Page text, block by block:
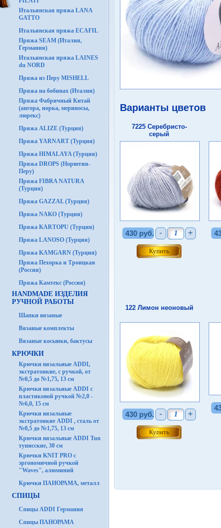
Итальянская пряжа LANA
GATTO
Итальянская пряжа ECAFIL
Пряжа SEAM (Италия,
Германия)
Итальянская пряжа LAINES
du NORD
Пряжа из Перу MISHELL
Пряжа на бобинах (Италия)
Пряжа Фабричный Китай
(ангора, норка, мериносы,
люрекс)
Пряжа ALIZE (Турция)
Пряжа YARNART (Турция)
Пряжа HIMALAYA (Турция)
Пряжа DROPS (Норвегия-
Перу)
Пряжа FIBRA NATURA
(Турция)
Пряжа GAZZAL (Турция)
Пряжа NAKO (Турция)
Пряжа KARTOPU (Турция)
Пряжа LANOSO (Турция)
Пряжа KAMGARN (Турция)
Пряжа Пехорка и Троицкая
(Россия)
Пряжа Камтекс (Россия)
HANDMADE ИЗДЕЛИЯ
РУЧНОЙ РАБОТЫ
Шапки вязаные
Вязаные комплекты
Вязаные косынки, бактусы
КРЮЧКИ
Крючки вязальные ADDI,
экстратонкие, с ручкой, от
№0,5 до №1,75, 13 см
Крючки вязальные ADDI с
пластиковой ручкой №2,0 -
№6,0, 15 см
Крючки вязальные
экстратонкие ADDI , сталь от
№0,5 до №1,75, 13 см
Крючки вязальные ADDI Tun
тунисские, 30 см
Крючки KNIT PRO с
эргономичной ручкой
"Waves", алюминий
Крючки ПАНОРАМА, металл
СПИЦЫ
Спицы ADDI Германия
Спицы ПАНОРАМА
Варианты цветов
7225 Серебристо-
серый
430 руб. - +
122 Лимон неоновый
430 руб. - +